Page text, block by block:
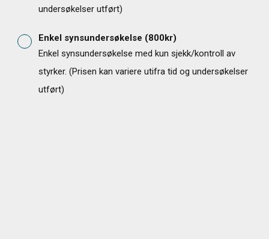
undersøkelser utført)
Enkel synsundersøkelse (800kr)
Enkel synsundersøkelse med kun sjekk/kontroll av
styrker. (Prisen kan variere utifra tid og undersøkelser
utført)